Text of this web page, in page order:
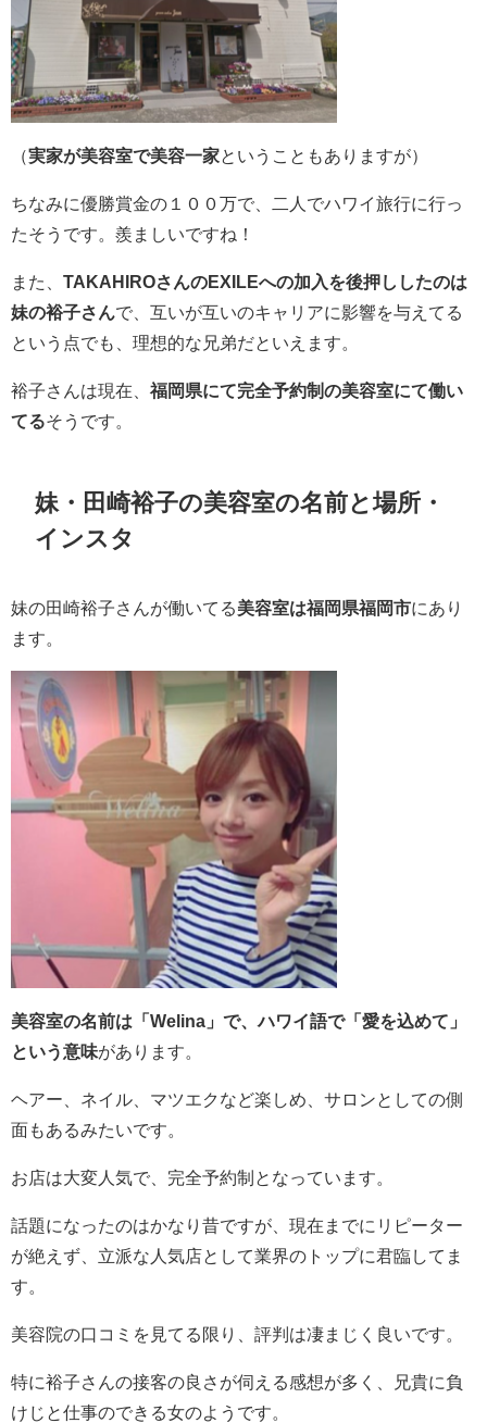
（実家が美容室で美容一家ということもありますが）
ちなみに優勝賞金の１００万で、二人でハワイ旅行に行っ
たそうです。羨ましいですね！
また、 TAKAHIROさんのEXILEへの加入を後押ししたのは
妹の裕子さんで、互いが互いのキャリアに影響を与えてる
という点でも、理想的な兄弟だといえます。
裕子さんは現在、 福岡県にて完全予約制の美容室にて働い
てるそうです。
妹・田崎裕子の美容室の名前と場所・
インスタ
妹の田崎裕子さんが働いてる美容室は福岡県福岡市にあり
ます。
美容室の名前は「Welina」で、ハワイ語で「愛を込めて」
という意味があります。
ヘアー、ネイル、マツエクなど楽しめ、サロンとしての側
面もあるみたいです。
お店は大変人気で、完全予約制となっています。
話題になったのはかなり昔ですが、現在までにリピーター
が絶えず、立派な人気店として業界のトップに君臨してま
す。
美容院の口コミを見てる限り、評判は凄まじく良いです。
特に裕子さんの接客の良さが伺える感想が多く、兄貴に負
けじと仕事のできる女のようです。